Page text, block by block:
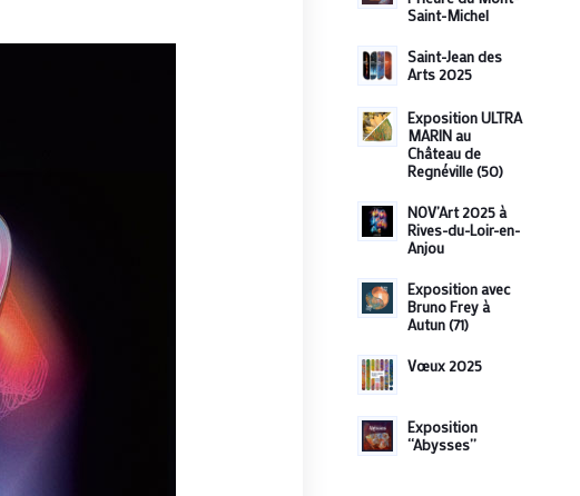
Saint-Michel
Saint-Jean des
Arts 2025
Exposition ULTRA
MARIN au
Château de
Regnéville (50)
NOV’Art 2025 à
Rives-du-Loir-en-
Anjou
Exposition avec
Bruno Frey à
Autun (71)
Vœux 2025
Exposition
“Abysses”